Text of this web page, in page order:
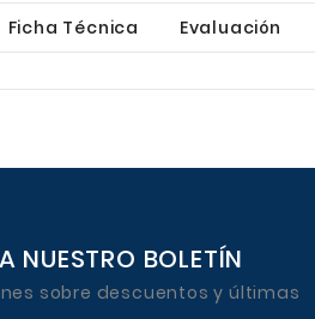
Ficha Técnica Evaluación
NUESTRO BOLETÍN
sobre descuentos y últimas